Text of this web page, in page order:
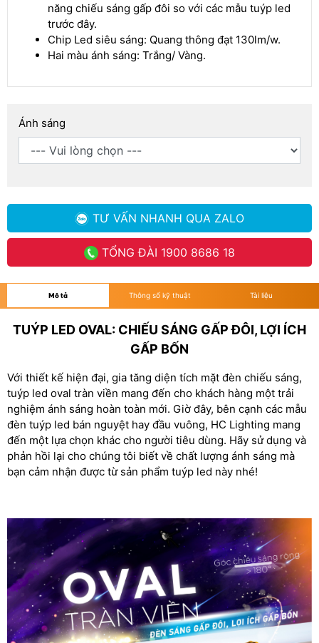
năng chiếu sáng gấp đôi so với các mẫu tuýp led
trước đây.
Chip Led siêu sáng: Quang thông đạt 130lm/w.
Hai màu ánh sáng: Trắng/ Vàng.
Ánh sáng
TƯ VẤN NHANH QUA ZALO
TỔNG ĐÀI 1900 8686 18
Mô tả Thông số kỹ thuật Tài liệu
TUÝP LED OVAL: CHIẾU SÁNG GẤP ĐÔI, LỢI ÍCH
GẤP BỐN
Với thiết kế hiện đại, gia tăng diện tích mặt đèn chiếu sáng,
tuýp led oval tràn viền mang đến cho khách hàng một trải
nghiệm ánh sáng hoàn toàn mới. Giờ đây, bên cạnh các mẫu
đèn tuýp led bán nguyệt hay đầu vuông, HC Lighting mang
đến một lựa chọn khác cho người tiêu dùng. Hãy sử dụng và
phản hồi lại cho chúng tôi biết về chất lượng ánh sáng mà
bạn cảm nhận được từ sản phẩm tuýp led này nhé!